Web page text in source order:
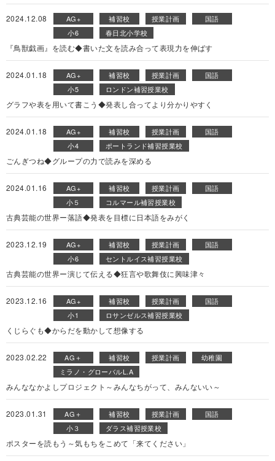
2024.12.08 AG+ 補習校 授業計画
国語
小6
春日北小学校
『鳥獣戯画』を読む◆書いた文を読み合って表現力を伸ばす
2024.01.18 AG+ 補習校 授業計画
国語
小5
ロンドン補習授業校
グラフや表を用いて書こう◆発表し合ってより分かりやすく
2024.01.18 AG+ 補習校 授業計画
国語
小4
ポートランド補習授業校
ごんぎつね◆グループの力で読みを深める
2024.01.16 AG+ 補習校 授業計画
国語
小５
コルマール補習授業校
古典芸能の世界ー落語◆発表を目標に日本語をみがく
2023.12.19 AG+ 補習校 授業計画
国語
小6
セントルイス補習授業校
古典芸能の世界ー演じて伝える◆狂言や歌舞伎に興味津々
2023.12.16 AG+ 補習校 授業計画
国語
小1
ロサンゼルス補習授業校
くじらぐも◆からだを動かして想像する
2023.02.22 AG＋ 補習校 授業計画
幼稚園
ミラノ・グローバルL.A
みんななかよしプロジェクト～みんなちがって、みんないい～
2023.01.31 AG＋ 補習校 授業計画
国語
小３
ダラス補習授業校
ポスターを読もう～気もちをこめて「来てください」